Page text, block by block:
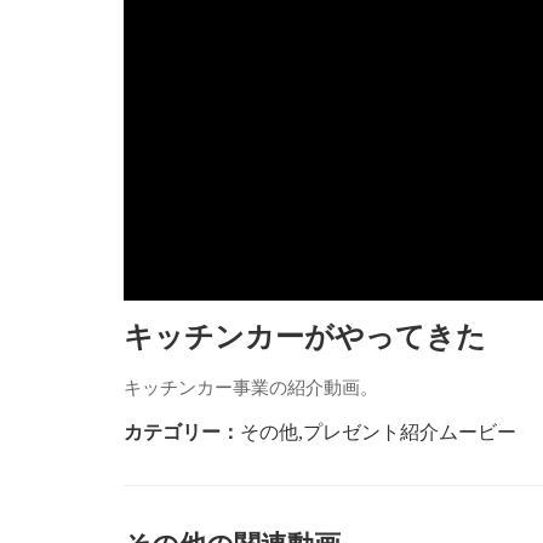
キッチンカーがやってきた
キッチンカー事業の紹介動画。
カテゴリー： その他,プレゼント紹介ムービー